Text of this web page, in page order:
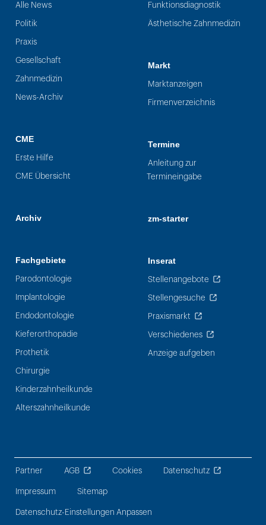
Alle News
Politik
Praxis
Gesellschaft
Zahnmedizin
News-Archiv
CME
Erste Hilfe
CME Übersicht
Archiv
Fachgebiete
Parodontologie
Implantologie
Endodontologie
Kieferorthopädie
Prothetik
Chirurgie
Kinderzahnheilkunde
Alterszahnheilkunde
Funktionsdiagnostik
Ästhetische Zahnmedizin
Markt
Marktanzeigen
Firmenverzeichnis
Termine
Anleitung zur
Termineingabe
zm-starter
Inserat
Stellenangebote
Stellengesuche
Praxismarkt
Verschiedenes
Anzeige aufgeben
Partner AGB Cookies Datenschutz
Impressum Sitemap
Datenschutz-Einstellungen Anpassen